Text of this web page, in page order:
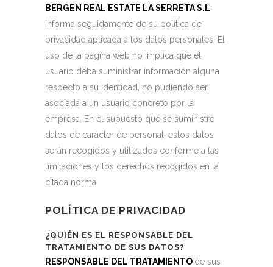
BERGEN REAL ESTATE LA SERRETA S.L
informa seguidamente de su política de
privacidad aplicada a los datos personales. El
uso de la página web no implica que el
usuario deba suministrar información alguna
respecto a su identidad, no pudiendo ser
asociada a un usuario concreto por la
empresa. En el supuesto que se suministre
datos de carácter de personal, estos datos
serán recogidos y utilizados conforme a las
limitaciones y los derechos recogidos en la
citada norma.
POLÍTICA DE PRIVACIDAD
¿QUIÉN ES EL RESPONSABLE DEL
TRATAMIENTO DE SUS DATOS?
RESPONSABLE DEL TRATAMIENTO de sus